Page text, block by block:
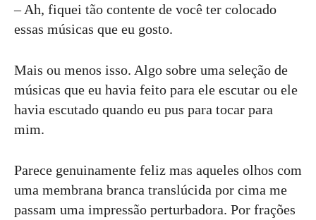
– Ah, fiquei tão contente de você ter colocado
essas músicas que eu gosto.
Mais ou menos isso. Algo sobre uma seleção de
músicas que eu havia feito para ele escutar ou ele
havia escutado quando eu pus para tocar para
mim.
Parece genuinamente feliz mas aqueles olhos com
uma membrana branca translúcida por cima me
passam uma impressão perturbadora. Por frações